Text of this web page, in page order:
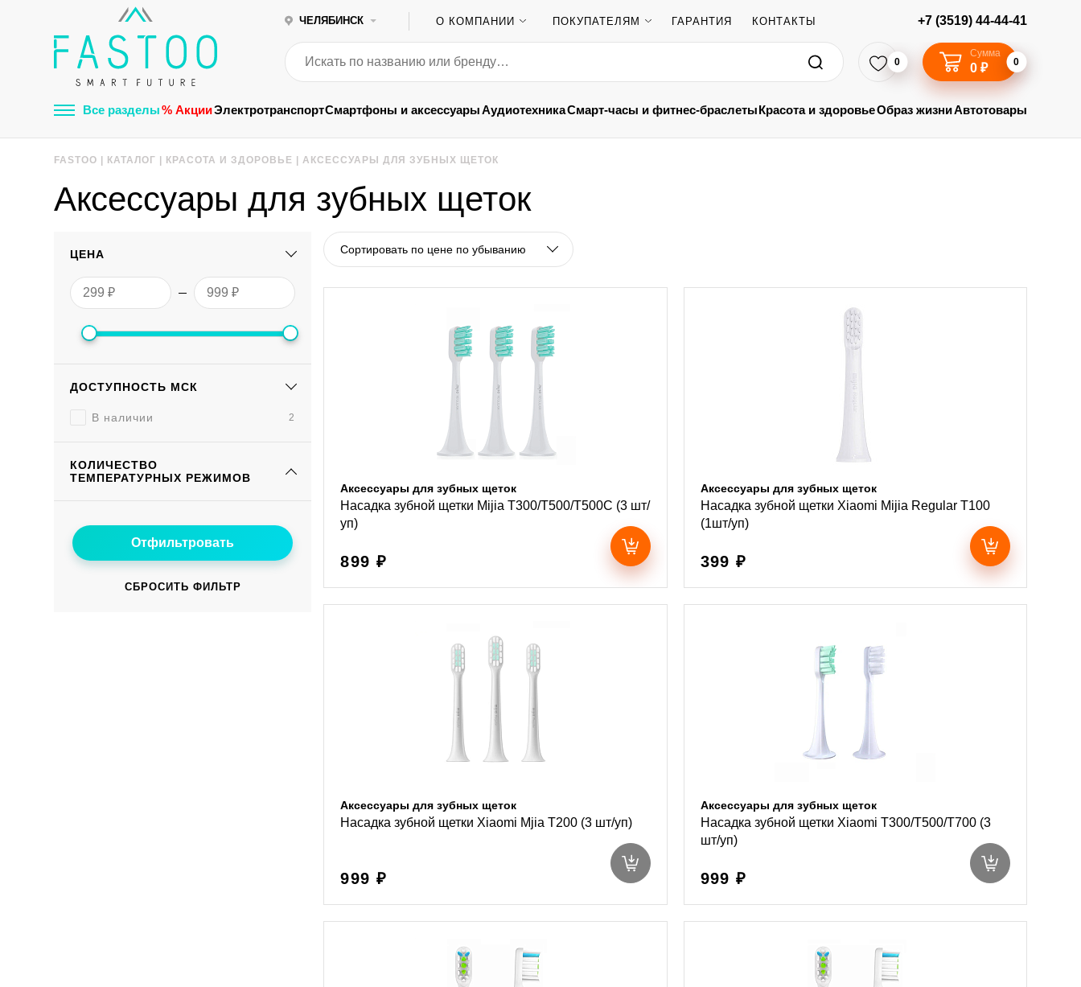
ЧЕЛЯБИНСК О КОМПАНИИ ПОКУПАТЕЛЯМ ГАРАНТИЯ КОНТАКТЫ +7 (3519) 44-44-41
0
Сумма
0 ₽ 0
Все разделы% АкцииЭлектротранспортСмартфоны и аксессуарыАудиотехникаСмарт-часы и фитнес-браслетыКрасота и здоровьеОбраз жизниАвтотовары
FASTOO КАТАЛОГ КРАСОТА И ЗДОРОВЬЕ |АКСЕССУАРЫ ДЛЯ ЗУБНЫХ ЩЕТОК
Аксессуары для зубных щеток
ЦЕНА
ДОСТУПНОСТЬ МСК
В наличии 2
КОЛИЧЕСТВО
ТЕМПЕРАТУРНЫХ РЕЖИМОВ
Сортировать по цене по убыванию
Аксессуары для зубных щеток
Насадка зубной щетки Mijia T300/T500/T500C (3 шт/
уп)
899 ₽
Аксессуары для зубных щеток
Насадка зубной щетки Xiaomi Mijia Regular T100
(1шт/уп)
399 ₽
Аксессуары для зубных щеток
Насадка зубной щетки Xiaomi Mjia T200 (3 шт/уп)
999 ₽
Аксессуары для зубных щеток
Насадка зубной щетки Xiaomi T300/T500/T700 (3
шт/уп)
999 ₽